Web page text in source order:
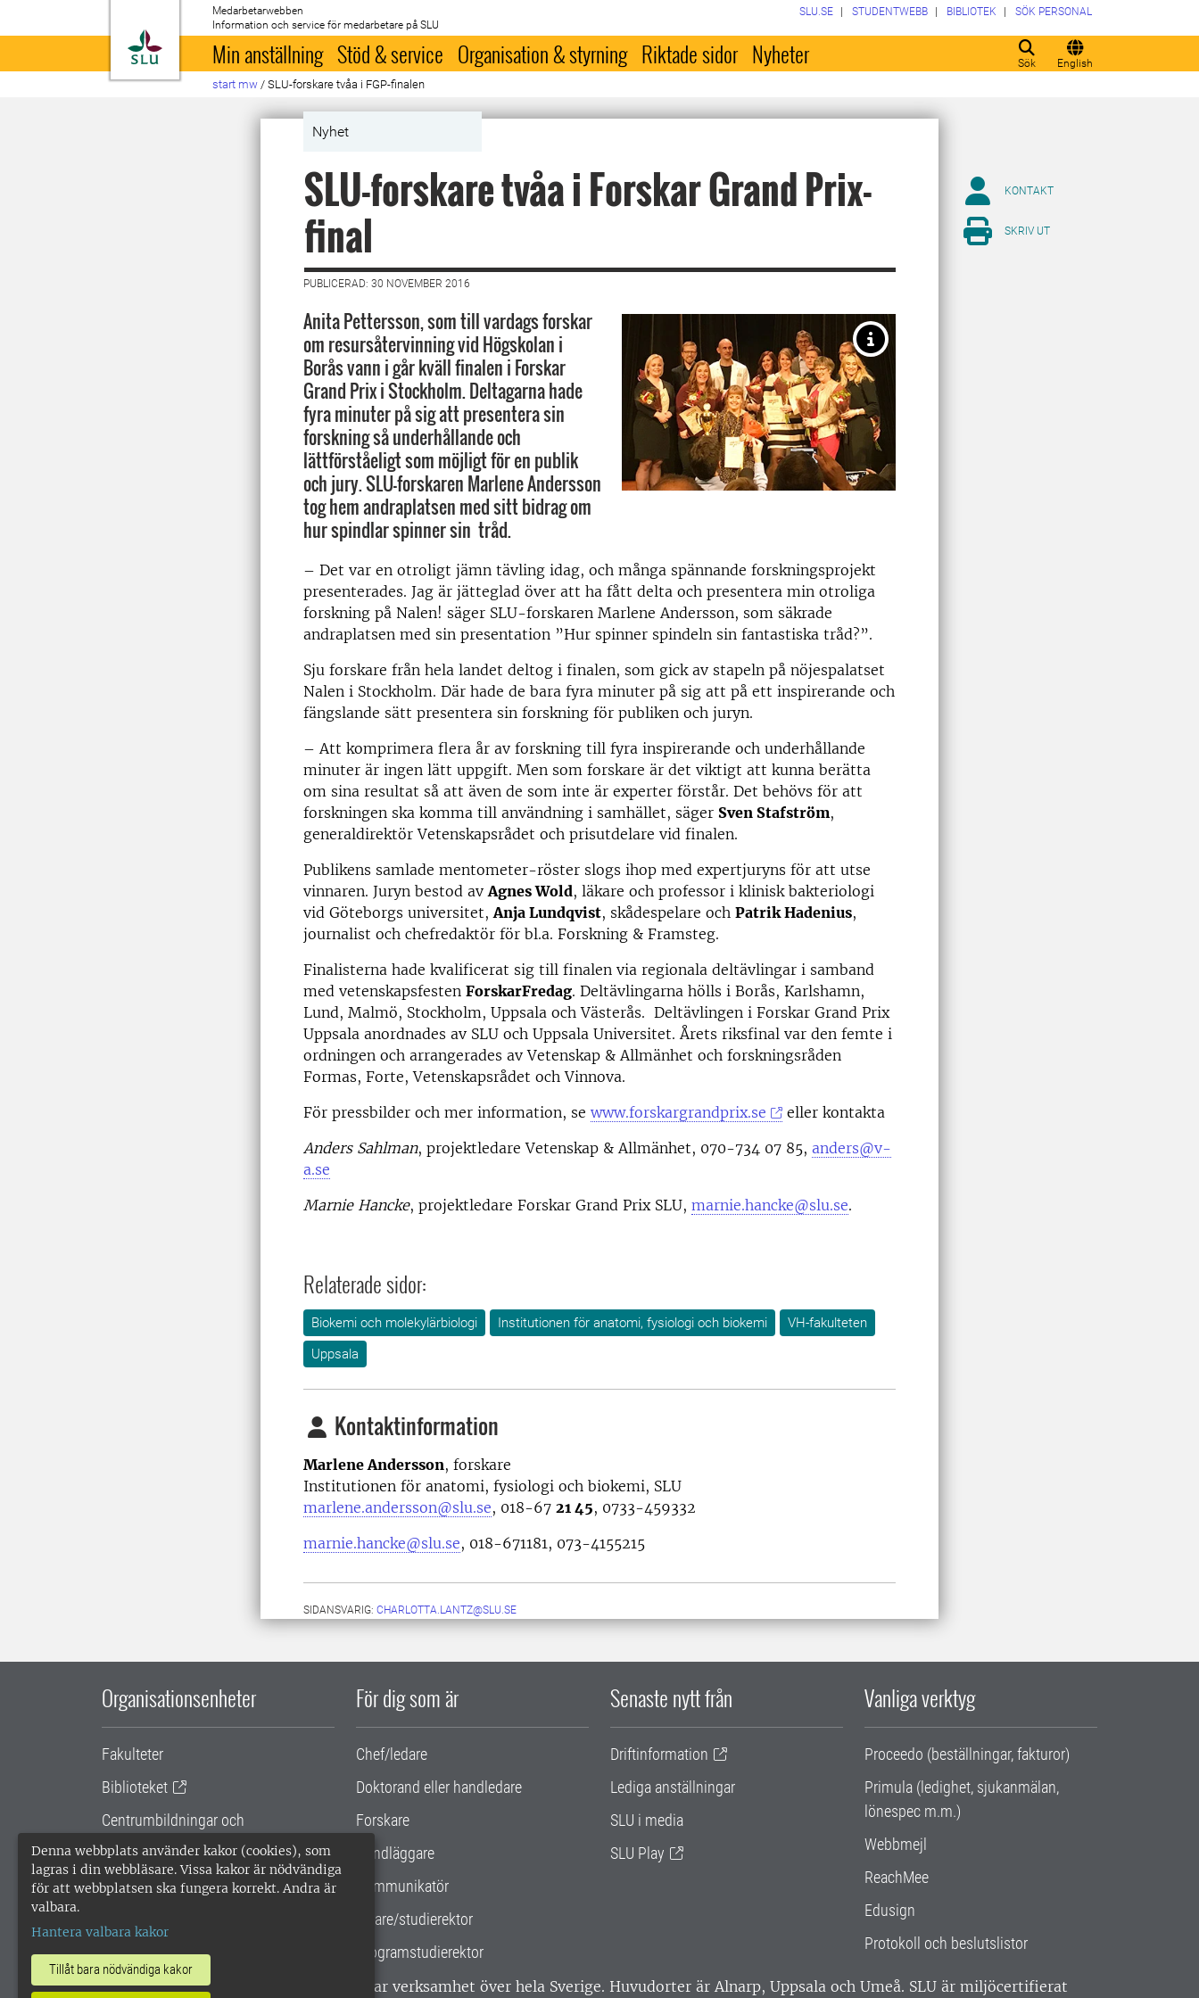
Denna webbplats använder kakor (cookies), som
lagras i din webbläsare. Vissa kakor är nödvändiga
för att webbplatsen ska fungera korrekt. Andra är
valbara.
Hantera valbara kakor
Tillåt bara nödvändiga kakor
Till startsida
Medarbetarwebben
Information och service för medarbetare på SLU
Sök English
SLU.SE STUDENTWEBB BIBLIOTEK SÖK PERSONAL
Min anställning Stöd & service Organisation & styrning Riktade sidor Nyheter
start mw / SLU-forskare tvåa i FGP-finalen
Nyhet
SLU-forskare tvåa i Forskar Grand Prix-
final
PUBLICERAD: 30 NOVEMBER 2016
Anita Pettersson, som till vardags forskar
om resursåtervinning vid Högskolan i
Borås vann i går kväll finalen i Forskar
Grand Prix i Stockholm. Deltagarna hade
fyra minuter på sig att presentera sin
forskning så underhållande och
lättförståeligt som möjligt för en publik
och jury. SLU-forskaren Marlene Andersson
tog hem andraplatsen med sitt bidrag om
hur spindlar spinner sin tråd.
– Det var en otroligt jämn tävling idag, och många spännande forskningsprojekt
presenterades. Jag är jätteglad över att ha fått delta och presentera min otroliga
forskning på Nalen! säger SLU-forskaren Marlene Andersson, som säkrade
andraplatsen med sin presentation ”Hur spinner spindeln sin fantastiska tråd?”.
Sju forskare från hela landet deltog i finalen, som gick av stapeln på nöjespalatset
Nalen i Stockholm. Där hade de bara fyra minuter på sig att på ett inspirerande och
fängslande sätt presentera sin forskning för publiken och juryn.
– Att komprimera flera år av forskning till fyra inspirerande och underhållande
minuter är ingen lätt uppgift. Men som forskare är det viktigt att kunna berätta
om sina resultat så att även de som inte är experter förstår. Det behövs för att
forskningen ska komma till användning i samhället, säger Sven Stafström,
generaldirektör Vetenskapsrådet och prisutdelare vid finalen.
Publikens samlade mentometer-röster slogs ihop med expertjuryns för att utse
vinnaren. Juryn bestod avAgnes Wold, läkare och professor i klinisk bakteriologi
vid Göteborgs universitet,Anja Lundqvist, skådespelare och Patrik Hadenius,
journalist och chefredaktör för bl.a. Forskning & Framsteg.
Finalisterna hade kvalificerat sig till finalen via regionala deltävlingar i samband
med vetenskapsfesten ForskarFredag. Deltävlingarna hölls i Borås, Karlshamn,
Lund, Malmö, Stockholm, Uppsala och Västerås. Deltävlingen i Forskar Grand Prix
Uppsala anordnades av SLU och Uppsala Universitet. Årets riksfinal var den femte i
ordningen och arrangerades av Vetenskap & Allmänhet och forskningsråden
Formas, Forte, Vetenskapsrådet och Vinnova.
För pressbilder och mer information, se www.forskargrandprix.se
eller kontakta
Anders Sahlman, projektledare Vetenskap & Allmänhet, 070-734 07 85, anders@v-
a.se
Marnie Hancke, projektledare Forskar Grand Prix SLU, marnie.hancke@slu.se.
Relaterade sidor:
Biokemi och molekylärbiologi Institutionen för anatomi, fysiologi och biokemi
VH-fakulteten
Uppsala
Kontaktinformation
Marlene Andersson, forskare
Institutionen för anatomi, fysiologi och biokemi, SLU
marlene.andersson@slu.se, 018-67 21 45, 0733-459332
marnie.hancke@slu.se, 018-671181, 073-4155215
SIDANSVARIG: CHARLOTTA.LANTZ@SLU.SE
KONTAKT
SKRIV UT
Organisationsenheter
Fakulteter
Biblioteket
Centrumbildningar och
samarbetsprojekt
Gemensamma verksamhetsstödet
För dig som är
Chef/ledare
Doktorand eller handledare
Forskare
Handläggare
Kommunikatör
Lärare/studierektor
Programstudierektor
Senaste nytt från
Driftinformation
Lediga anställningar
SLU i media
SLU Play
Vanliga verktyg
Proceedo (beställningar, fakturor)
Primula (ledighet, sjukanmälan,
lönespec m.m.)
Webbmejl
ReachMee
Edusign
Protokoll och beslutslistor
SLU, Sveriges lantbruksuniversitet, har verksamhet över hela Sverige. Huvudorter är Alnarp, Uppsala och Umeå. SLU är miljöcertifierat